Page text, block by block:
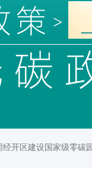
开区建设国家级零碳